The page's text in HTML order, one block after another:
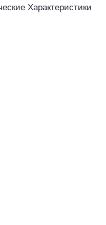
Характеристики